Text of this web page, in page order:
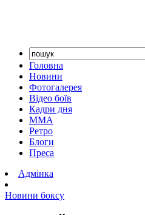
Головна
Новини
Фотогалерея
Відео боїв
Кадри дня
ММА
Ретро
Блоги
Преса
Адмінка
Новини боксу